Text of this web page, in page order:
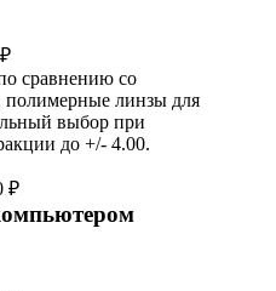
сравнению со
полимерные линзы для
выбор при
до +/- 4.00.
₽